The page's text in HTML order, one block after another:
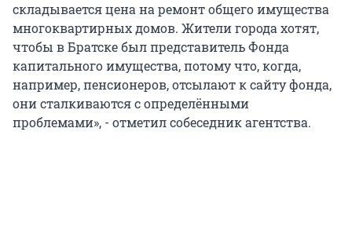
складывается цена на ремонт общего имущества
многоквартирных домов. Жители города хотят,
чтобы в Братске был представитель Фонда
капитального имущества, потому что, когда,
например, пенсионеров, отсылают к сайту фонда,
они сталкиваются с определёнными
проблемами», - отметил собеседник агентства.